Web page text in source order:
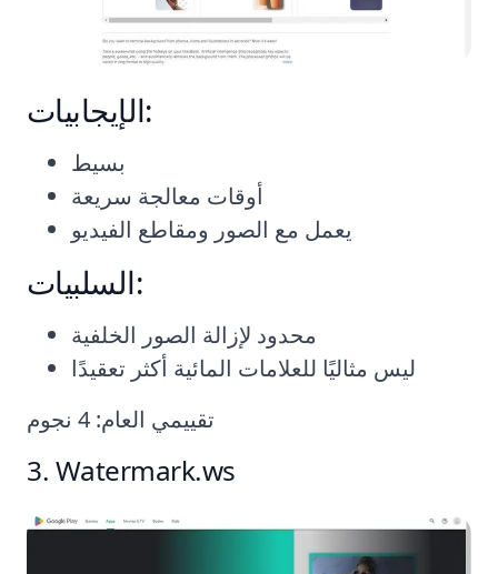
الإيجابيات:
بسيط
أوقات معالجة سريعة
يعمل مع الصور ومقاطع الفيديو
السلبيات:
محدود لإزالة الصور الخلفية
ليس مثاليًا للعلامات المائية أكثر تعقيدًا
تقييمي العام: 4 نجوم
3. Watermark.ws